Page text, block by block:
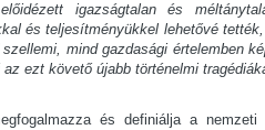
igazságtalan és
és teljesítményükkel lehetővé
mind gazdasági értelemben
ezt követő újabb történelmi
és definiálja a nemzeti